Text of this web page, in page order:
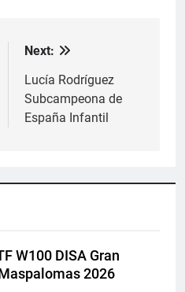
Next:
Lucía Rodríguez
Subcampeona de
España Infantil
W100 DISA Gran
2026